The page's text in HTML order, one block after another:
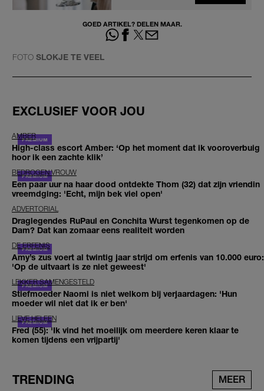
GOED ARTIKEL? DELEN MAAR.
FOTO SLOKJE TE VEEL
EXCLUSIEF VOOR JOU
AMBER
High-class escort Amber: ‘Op het moment dat ik vooroverbuig
hoor ik een zachte klik’
BEDROGEN VROUW
Een paar uur na haar dood ontdekte Thom (32) dat zijn vriendin
vreemdging: 'Echt, mijn bek viel open'
ADVERTORIAL
Draglegendes RuPaul en Conchita Wurst tegenkomen op de
Dam? Dat kan zomaar eens realiteit worden
DE ERFENIS
Amy’s zus voert al twintig jaar strijd om erfenis van 10.000 euro:
'Op de uitvaart is ze niet geweest'
LEKKER SAMENGESTELD
Stiefmoeder Naomi is niet welkom bij verjaardagen: 'Hun
moeder wil niet dat ik er ben'
LIEVE HELEEN
Fred (55): 'Ik vind het moeilijk om meerdere keren klaar te
komen tijdens een vrijpartij'
TRENDING MEER